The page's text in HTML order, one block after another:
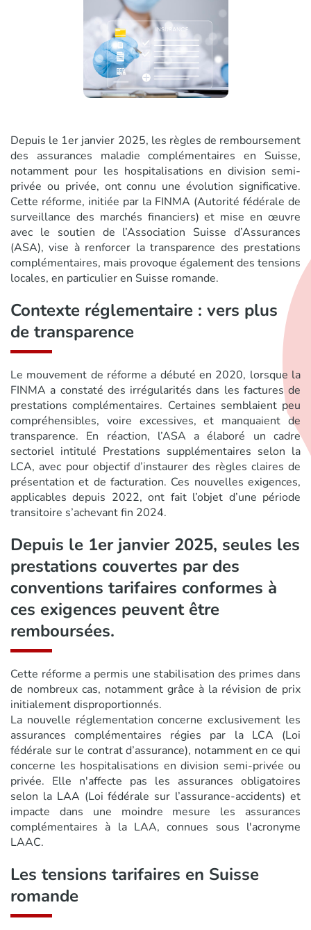
Depuis le 1er janvier 2025, les règles de remboursement
des assurances maladie complémentaires en Suisse,
notamment pour les hospitalisations en division semi-
privée ou privée, ont connu une évolution significative.
Cette réforme, initiée par la FINMA (Autorité fédérale de
surveillance des marchés financiers) et mise en œuvre
avec le soutien de l’Association Suisse d’Assurances
(ASA), vise à renforcer la transparence des prestations
complémentaires, mais provoque également des tensions
locales, en particulier en Suisse romande.
Contexte réglementaire : vers plus
de transparence
Le mouvement de réforme a débuté en 2020, lorsque la
FINMA a constaté des irrégularités dans les factures de
prestations complémentaires. Certaines semblaient peu
compréhensibles, voire excessives, et manquaient de
transparence. En réaction, l’ASA a élaboré un cadre
sectoriel intitulé Prestations supplémentaires selon la
LCA, avec pour objectif d’instaurer des règles claires de
présentation et de facturation. Ces nouvelles exigences,
applicables depuis 2022, ont fait l’objet d’une période
transitoire s’achevant fin 2024.
Depuis le 1er janvier 2025, seules les
prestations couvertes par des
conventions tarifaires conformes à
ces exigences peuvent être
remboursées.
Cette réforme a permis une stabilisation des primes dans
de nombreux cas, notamment grâce à la révision de prix
initialement disproportionnés.
La nouvelle réglementation concerne exclusivement les
assurances complémentaires régies par la LCA (Loi
fédérale sur le contrat d’assurance), notamment en ce qui
concerne les hospitalisations en division semi-privée ou
privée. Elle n'affecte pas les assurances obligatoires
selon la LAA (Loi fédérale sur l’assurance-accidents) et
impacte dans une moindre mesure les assurances
complémentaires à la LAA, connues sous l'acronyme
LAAC.
Les tensions tarifaires en Suisse
romande